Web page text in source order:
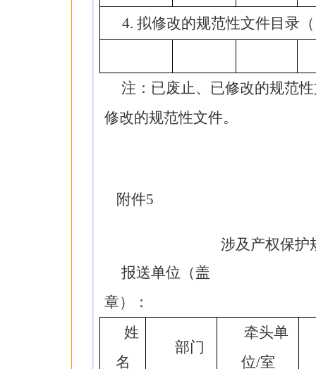
4.拟修改的规范性文件目录（
注：已废止、已修改的规范
修改的规范性文件。
附件5
涉及产权保护
报送单位（盖
章）：
姓
名
部门
牵头单
位/室